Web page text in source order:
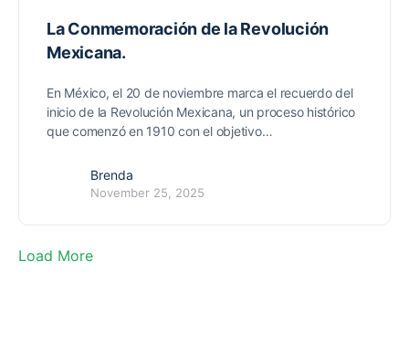
La Conmemoración de la Revolución
Mexicana.
En México, el 20 de noviembre marca el recuerdo del
inicio de la Revolución Mexicana, un proceso histórico
que comenzó en 1910 con el objetivo…
Brenda
November 25, 2025
Load More